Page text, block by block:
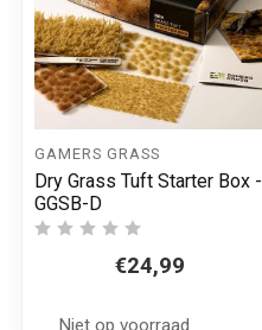
GAMERS GRASS
Dry Grass Tuft Starter Box -
GGSB-D
€24,99
Niet op voorraad